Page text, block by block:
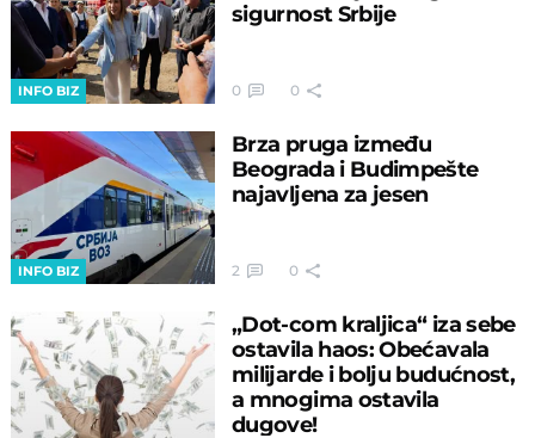
INFO BIZ
sigurnost Srbije
0 0
INFO BIZ
Brza pruga između
Beograda i Budimpešte
najavljena za jesen
2 0
„Dot-com kraljica“ iza sebe
ostavila haos: Obećavala
milijarde i bolju budućnost,
a mnogima ostavila
dugove!